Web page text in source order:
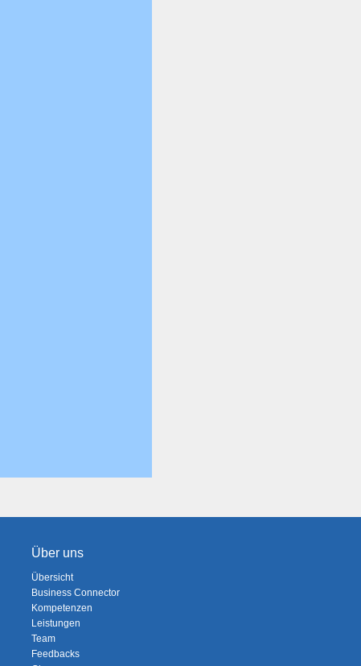
Über uns
Übersicht
Business Connector
Kompetenzen
Leistungen
Team
Feedbacks